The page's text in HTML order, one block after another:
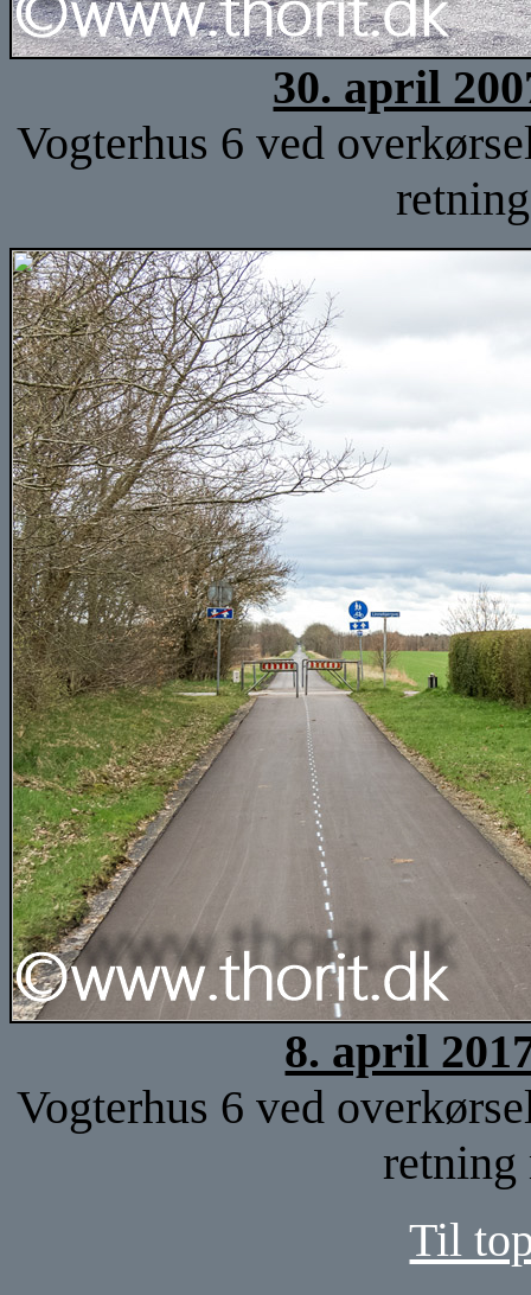
30. april
Vogterhus 6 ved
8. april
Vogterhus 6 ved
retning
Til